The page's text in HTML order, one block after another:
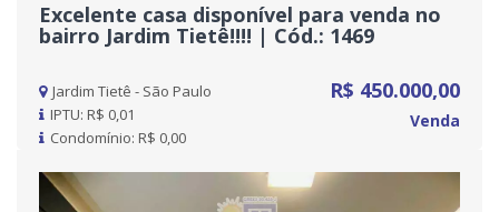
Excelente casa disponível para venda no
bairro Jardim Tietê!!!! | Cód.: 1469
Jardim Tietê - São Paulo
IPTU: R$ 0,01
Condomínio: R$ 0,00
R$ 450.000,00
Venda
Previous